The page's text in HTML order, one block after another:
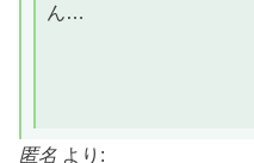
ん…
匿名 より: